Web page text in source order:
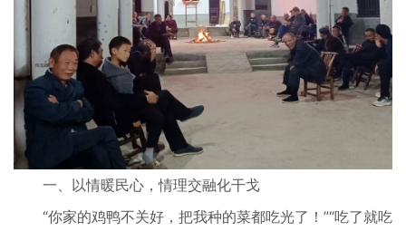
一、以情暖民心，情理交融化干戈
“你家的鸡鸭不关好，把我种的菜都吃光了！”“吃了就吃